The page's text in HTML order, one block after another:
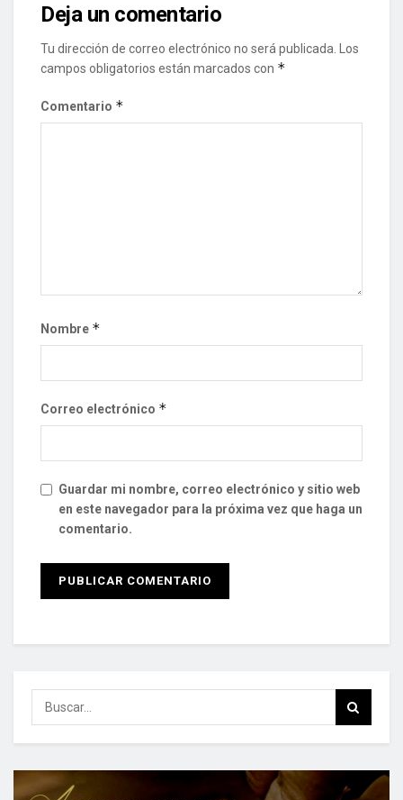
Deja un comentario
Tu dirección de correo electrónico no será publicada.
Los
campos obligatorios están marcados con *
Comentario *
Nombre *
Correo electrónico *
Guardar mi nombre, correo electrónico y sitio web
en este navegador para la próxima vez que haga un
comentario.